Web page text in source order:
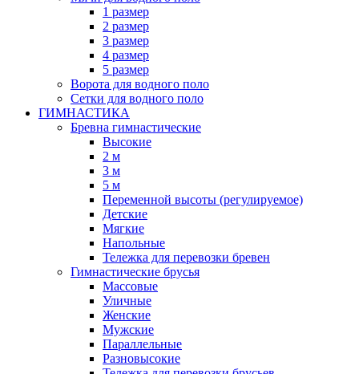
1 размер
2 размер
3 размер
4 размер
5 размер
Ворота для водного поло
Сетки для водного поло
ГИМНАСТИКА
Бревна гимнастические
Высокие
2 м
3 м
5 м
Переменной высоты (регулируемое)
Детские
Мягкие
Напольные
Тележка для перевозки бревен
Гимнастические брусья
Массовые
Уличные
Женские
Мужские
Параллельные
Разновысокие